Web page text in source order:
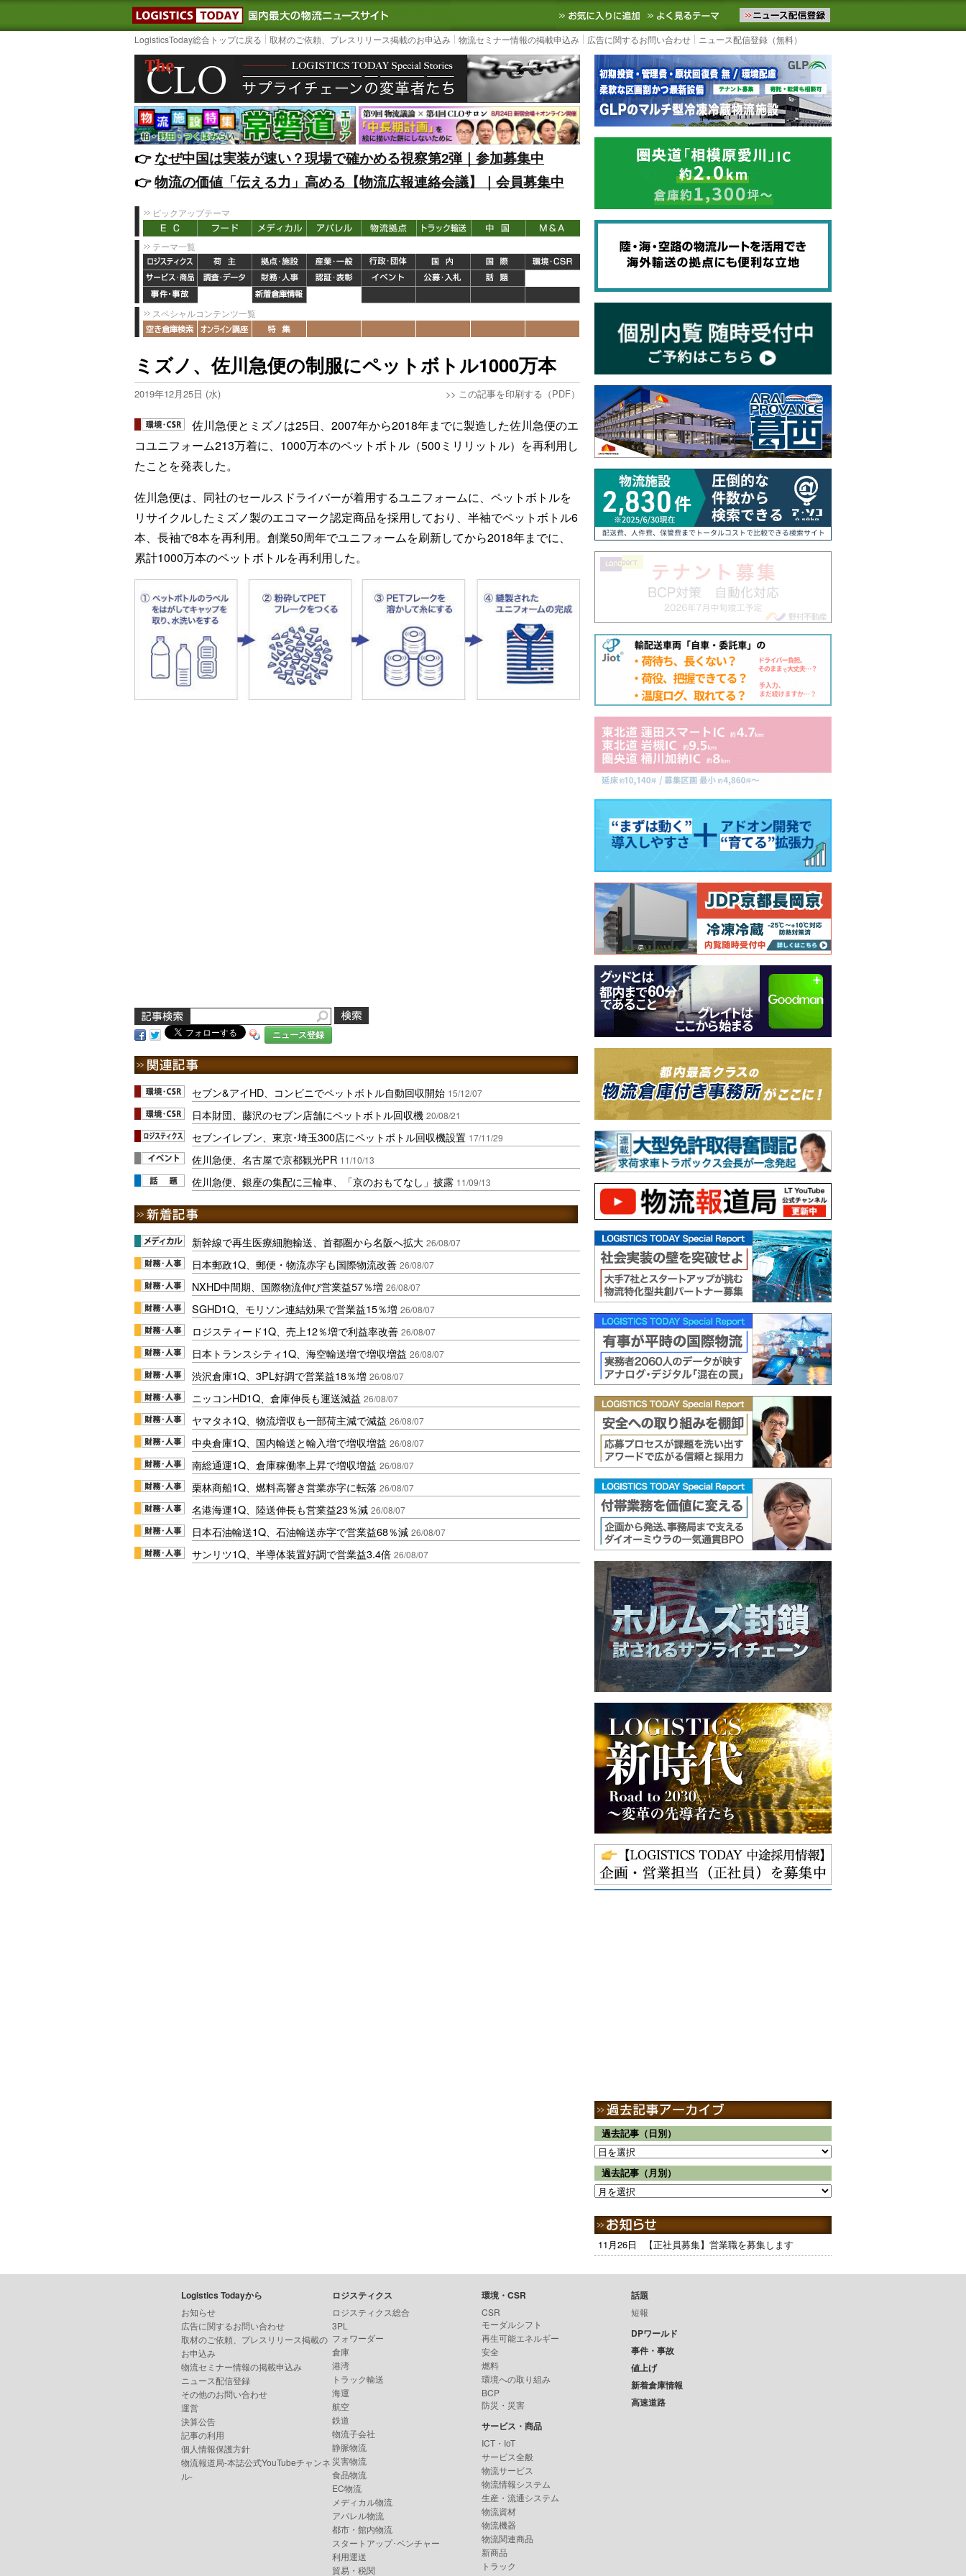
LOGISTICS TODAY｜国内最大の物流ニュースサイト3PL, SCMなど国内外の最新の物流ニュースをお届けします。物流ニュースメール配信を登録す
お気に入りに追加 よく見るテーマ
LogisticsToday総合トップに戻る 取材のご依頼、プレスリリース掲載のお申込み 物流セミナー情報の掲載申込み 広告に関するお問い合わせ ニュース配信登録（無料）
👉️なぜ中国は実装が速い？現場で確かめる視察第2弾｜参加募集中
👉️物流の価値「伝える力」高める【物流広報連絡会議】｜会員募集中
ピックアップテーマ
テーマ一覧
スペシャルコンテンツ一覧
ミズノ、佐川急便の制服にペットボトル1000万本
2019年12月25日 (水) >> この記事を印刷する（PDF）
佐川急便とミズノは25日、2007年から2018年までに製造した佐川急便のエ
コユニフォーム213万着に、1000万本のペットボトル（500ミリリットル）を再利用し
たことを発表した。
佐川急便は、同社のセールスドライバーが着用するユニフォームに、ペットボトルを
リサイクルしたミズノ製のエコマーク認定商品を採用しており、半袖でペットボトル6
本、長袖で8本を再利用。創業50周年でユニフォームを刷新してから2018年までに、
累計1000万本のペットボトルを再利用した。
ニュース登録
セブン&アイHD、コンビニでペットボトル自動回収開始 15/12/07
日本財団、藤沢のセブン店舗にペットボトル回収機 20/08/21
セブンイレブン、東京･埼玉300店にペットボトル回収機設置 17/11/29
佐川急便、名古屋で京都観光PR 11/10/13
佐川急便、銀座の集配に三輪車、「京のおもてなし」披露 11/09/13
新幹線で再生医療細胞輸送、首都圏から名阪へ拡大 26/08/07
日本郵政1Q、郵便・物流赤字も国際物流改善 26/08/07
NXHD中間期、国際物流伸び営業益57％増 26/08/07
SGHD1Q、モリソン連結効果で営業益15％増 26/08/07
ロジスティード1Q、売上12％増で利益率改善 26/08/07
日本トランスシティ1Q、海空輸送増で増収増益 26/08/07
渋沢倉庫1Q、3PL好調で営業益18％増 26/08/07
ニッコンHD1Q、倉庫伸長も運送減益 26/08/07
ヤマタネ1Q、物流増収も一部荷主減で減益 26/08/07
中央倉庫1Q、国内輸送と輸入増で増収増益 26/08/07
南総通運1Q、倉庫稼働率上昇で増収増益 26/08/07
栗林商船1Q、燃料高響き営業赤字に転落 26/08/07
名港海運1Q、陸送伸長も営業益23％減 26/08/07
日本石油輸送1Q、石油輸送赤字で営業益68％減 26/08/07
サンリツ1Q、半導体装置好調で営業益3.4倍 26/08/07
過去記事（日別）
過去記事（月別）
11月26日 【正社員募集】営業職を募集します
Logistics Todayから
お知らせ
広告に関するお問い合わせ
取材のご依頼、プレスリリース掲載の
お申込み
物流セミナー情報の掲載申込み
ニュース配信登録
その他のお問い合わせ
運営
決算公告
記事の利用
個人情報保護方針
物流報道局-本誌公式YouTubeチャンネ
ル-
ロジスティクス
ロジスティクス総合
3PL
フォワーダー
倉庫
港湾
トラック輸送
海運
航空
鉄道
物流子会社
静脈物流
災害物流
食品物流
EC物流
メディカル物流
アパレル物流
都市・館内物流
スタートアップ･ベンチャー
利用運送
貿易・税関
環境・CSR
CSR
モーダルシフト
再生可能エネルギー
安全
燃料
環境への取り組み
BCP
防災・災害
サービス・商品
ICT・IoT
サービス全般
物流サービス
物流情報システム
生産・流通システム
物流資材
物流機器
物流関連商品
新商品
トラック
話題
短報
DPワールド
事件・事故
値上げ
新着倉庫情報
高速道路